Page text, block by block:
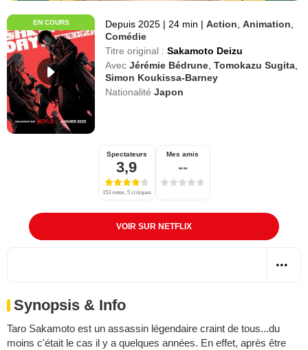
EN COURS Depuis 2025 | 24 min | Action ,Animation
Comédie
Titre original : Sakamoto Deizu
Avec Jérémie Bédrune ,Tomokazu Sugita
Simon Koukissa-Barney
Nationalité Japon
Spectateurs
3,9
153 notes, 5 critiques
Mes amis
--
VOIR SUR NETFLIX
Synopsis & Info
Taro Sakamoto est un assassin légendaire craint de tous...du
moins c'était le cas il y a quelques années. En effet, après être